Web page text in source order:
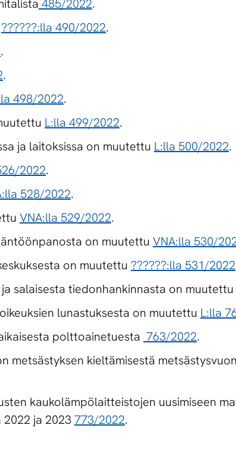
485/2022.
??????:lla 490/2022.
.
.
498/2022.
L:lla 499/2022.
ja laitoksissa on muutettu L:lla 500/2022.
2022.
528/2022.
VNA:lla 529/2022.
on muutettu VNA:lla 530/
on muutettu ??????:lla 531/2022
salaisesta tiedonhankinnasta on muutettu
lunastuksesta on muutettu L:lla
polttoainetuesta 763/2022.
metsästyksen kieltämisestä
kaukolämpölaitteistojen uusimiseen
ja 2023773/2022.